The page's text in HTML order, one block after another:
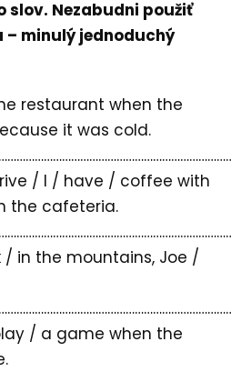
slov. Nezabudni použiť
minulý jednoduchý
restaurant when the
it was cold.
/ I / have / coffee with
the cafeteria.
/ in the mountains, Joe /
/ a game when the